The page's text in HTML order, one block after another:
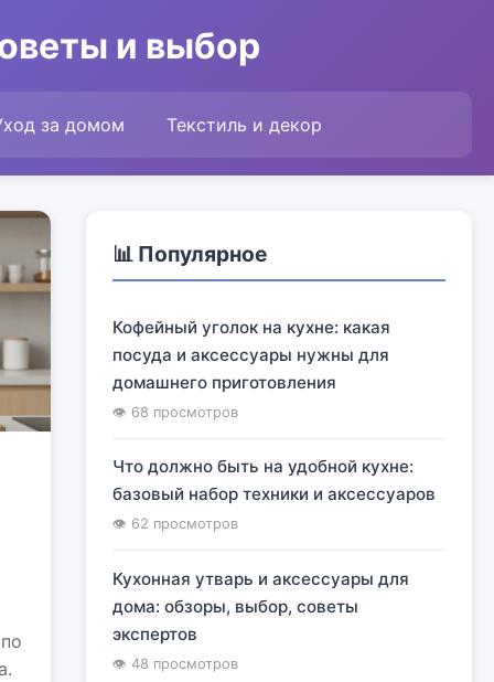
и выбор
за домом Текстиль и декор
📊 Популярное
Кофейный уголок на кухне: какая
посуда и аксессуары нужны для
домашнего приготовления
👁 68 просмотров
Что должно быть на удобной кухне:
базовый набор техники и аксессуаров
👁 62 просмотров
Кухонная утварь и аксессуары для
дома: обзоры, выбор, советы
экспертов
👁 48 просмотров